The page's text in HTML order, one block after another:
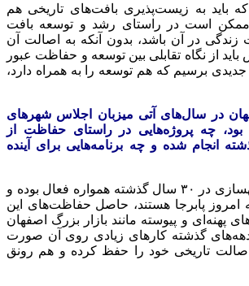
باید به زیست‌پذیری بافت‌های تاریخی هم
ممکن است در راستای رشد و توسعه بافت
زندگی در آن باشد، بدون آنکه به اصالت آن
از نگاه تقابلی بین توسعه و حفاظت عبور
برسیم که هم توسعه را به همراه دارد،
در سال‌های آتی میزبان اجلاس شهرهای
بود، چه پروژه‌هایی در راستای حفاظت از
انجام شده و چه برنامه‌هایی برای آینده
سازمان نوسازی و بهسازی در ۳۰ سال گذشته همواره فعال بوده و
امروز پابرجا هستند، حاصل حفاظت‌های این
پهنه‌ای و پیوسته مانند بازار بزرگ اصفهان
دهه‌های گذشته کارهای زیادی روی آن صورت
تاریخی خود را حفظ کرده و هم رونق